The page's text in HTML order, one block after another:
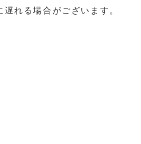
れる場合がございます。